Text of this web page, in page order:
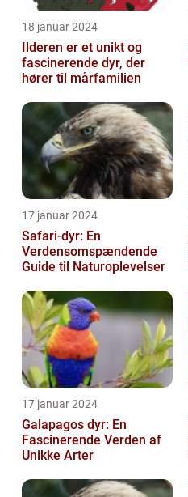
18 januar 2024
Ilderen er et unikt og
fascinerende dyr, der
hører til mårfamilien
17 januar 2024
Safari-dyr: En
Verdensomspændende
Guide til Naturoplevelser
17 januar 2024
Galapagos dyr: En
Fascinerende Verden af
Unikke Arter